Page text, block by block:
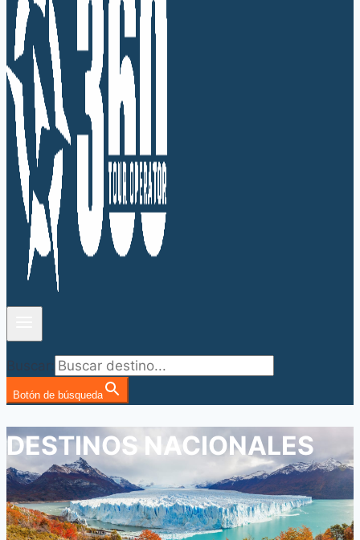
Buscar:
Botón de búsqueda
DESTINOS NACIONALES